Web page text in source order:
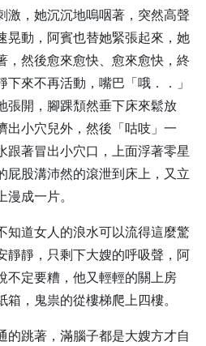
激，她沉沉地嗚咽著，突然高聲
晃動，阿賓也替她緊張起來，她
，然後愈來愈快、愈來愈快，終
來不再活動，嘴巴「哦．．」
張開，腳踝頹然垂下床來鬆放
出小穴兒外，然後「咕吱」一
跟著冒出小穴口，上面浮著零星
屁股溝沛然的滾泄到床上，又立
成一片。
知道女人的浪水可以流得這麼驚
靜靜，只剩下大嫂的呼吸聲，阿
不定要糟，他又輕輕的關上房
，鬼祟的從樓梯爬上四樓。
的跳著，滿腦子都是大嫂方才自